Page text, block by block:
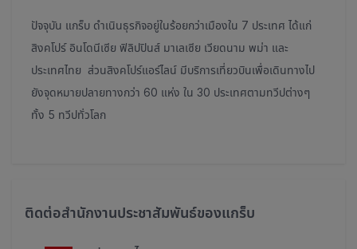
ปัจจุบัน แกร็บ ดำเนินธุรกิจอยู่ในร้อยกว่าเมืองใน 7 ประเทศ ได้แก่
สิงคโปร์ อินโดนีเซีย ฟิลิปปินส์ มาเลเซีย เวียดนาม พม่า และ
ประเทศไทย ส่วนสิงคโปร์แอร์ไลน์ มีบริการเที่ยวบินเพื่อเดินทางไป
ยังจุดหมายปลายทางกว่า 60 แห่ง ใน 30 ประเทศตามทวีปต่างๆ
ทั้ง 5 ทวีปทั่วโลก
ติดต่อสำนักงานประชาสัมพันธ์ของแกร็บ